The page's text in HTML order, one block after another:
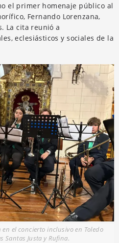
el primer homenaje público al
Fernando Lorenzana,
La cita reunió a
eclesiásticos y sociales de la
el concierto inclusivo en Toledo
Santas Justa y Rufina.